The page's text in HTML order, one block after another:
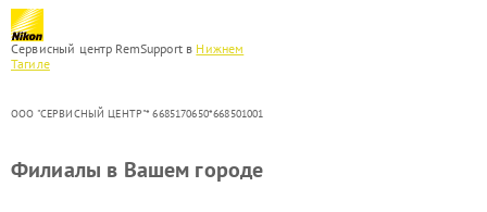
Сервисный центр RemSupport в Нижнем
Тагиле
ООО "СЕРВИСНЫЙ ЦЕНТР"* 6685170650*668501001
Филиалы в Вашем городе